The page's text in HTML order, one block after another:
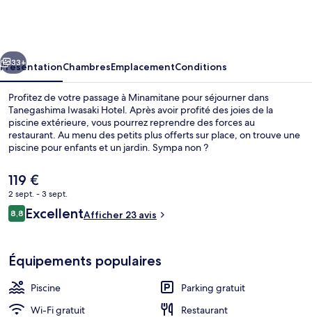
Plage
Suivant
33+
PrésentationChambresEmplacementConditions
Profitez de votre passage à Minamitane pour séjourner dans
Tanegashima Iwasaki Hotel. Après avoir profité des joies de la
piscine extérieure, vous pourrez reprendre des forces au
restaurant. Au menu des petits plus offerts sur place, on trouve une
piscine pour enfants et un jardin. Sympa non ?
Le
prix
actuel
est
119 €
2 sept. - 3 sept.
Avis
voyageurs
8,88,8 sur 10
ExcellentAfficher 23 avis
Équipements populaires
Piscine
Parking gratuit
Wi-Fi gratuit
Restaurant